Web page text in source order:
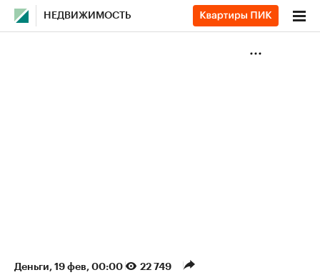
НЕДВИЖИМОСТЬ
Деньги⁠, 19 фев, 00:00 22 749